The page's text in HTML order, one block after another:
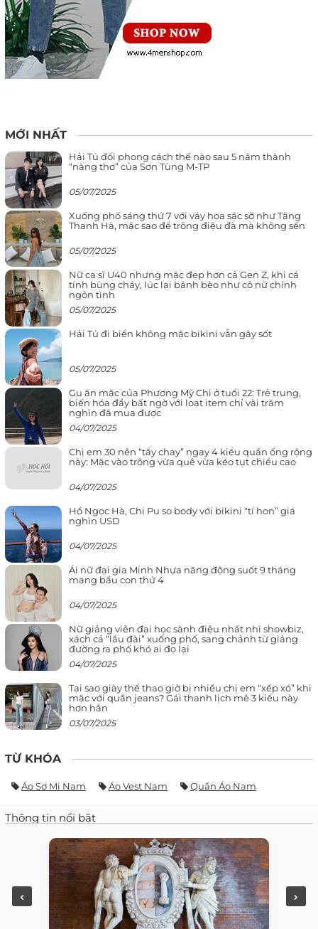
MỚI NHẤT
Hải Tú đổi phong cách thế nào sau 5 năm thành
“nàng thơ” của Sơn Tùng M-TP
05/07/2025
Xuống phố sáng thứ 7 với váy hoa sặc sỡ như Tăng
Thanh Hà, mặc sao để trông điệu đà mà không sến
05/07/2025
Nữ ca sĩ U40 nhưng mặc đẹp hơn cả Gen Z, khi cá
tính bùng cháy, lúc lại bánh bèo như cô nữ chính
ngôn tình
05/07/2025
Hải Tú đi biển không mặc bikini vẫn gây sốt
05/07/2025
Gu ăn mặc của Phương Mỹ Chi ở tuổi 22: Trẻ trung,
biến hóa đầy bất ngờ với loạt item chỉ vài trăm
nghìn đã mua được
04/07/2025
Chị em 30 nên “tẩy chay” ngay 4 kiểu quần ống rộng
này: Mặc vào trông vừa quê vừa kéo tụt chiều cao
04/07/2025
Hồ Ngọc Hà, Chi Pu so body với bikini “tí hon” giá
nghìn USD
04/07/2025
Ái nữ đại gia Minh Nhựa năng động suốt 9 tháng
mang bầu con thứ 4
04/07/2025
Nữ giảng viên đại học sành điệu nhất nhì showbiz,
xách cả “lâu đài” xuống phố, sang chảnh từ giảng
đường ra phố khó ai đọ lại
04/07/2025
Tại sao giày thể thao giờ bị nhiều chị em “xếp xó” khi
mặc với quần jeans? Gái thanh lịch mê 3 kiểu này
hơn hẳn
03/07/2025
TỪ KHÓA
Áo Sơ Mi Nam Áo Vest Nam Quần Áo Nam
Thông tin nổi bật